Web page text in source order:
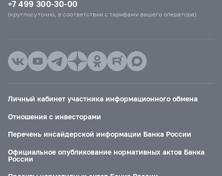
+7 499 300-30-00
(круглосуточно, в соответствии с тарифами вашего оператора)
Личный кабинет участника информационного обмена
Отношения с инвесторами
Перечень инсайдерской информации Банка России
Официальное опубликование нормативных актов Банка
России